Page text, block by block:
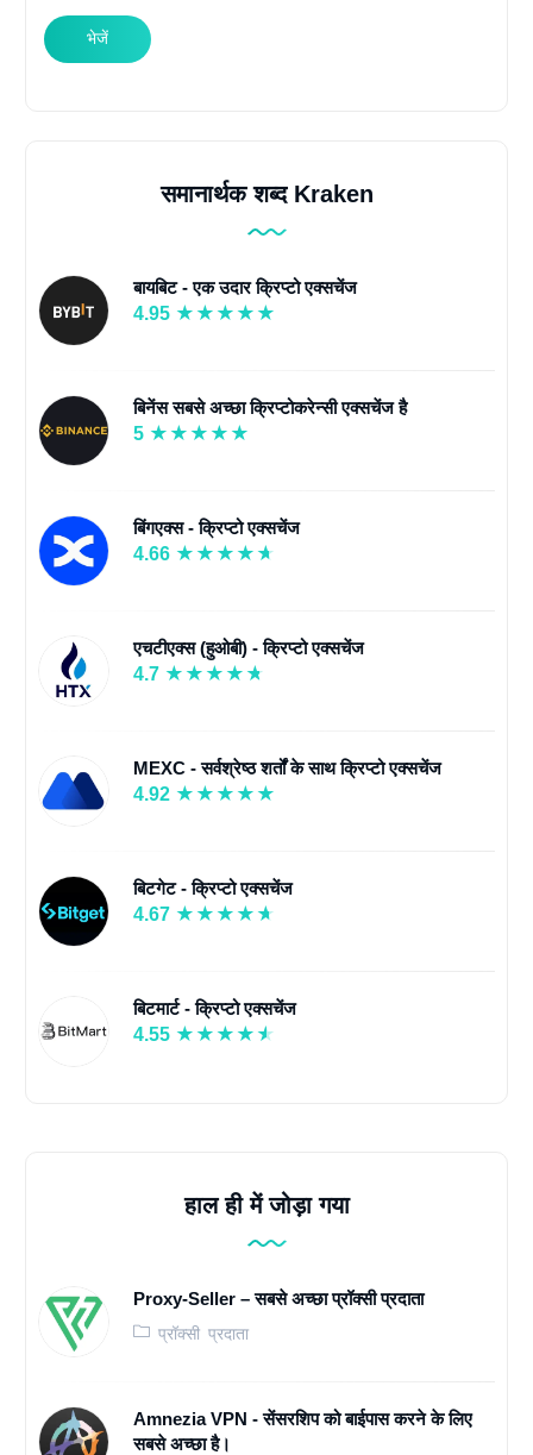
भेजें
समानार्थक शब्द Kraken
बायबिट - एक उदार क्रिप्टो एक्सचेंज
4.95
बिनेंस सबसे अच्छा क्रिप्टोकरेन्सी एक्सचेंज है
5
बिंगएक्स - क्रिप्टो एक्सचेंज
4.66
एचटीएक्स (हुओबी) - क्रिप्टो एक्सचेंज
4.7
MEXC - सर्वश्रेष्ठ शर्तों के साथ क्रिप्टो एक्सचेंज
4.92
बिटगेट - क्रिप्टो एक्सचेंज
4.67
बिटमार्ट - क्रिप्टो एक्सचेंज
4.55
हाल ही में जोड़ा गया
Proxy-Seller – सबसे अच्छा प्रॉक्सी प्रदाता
प्रॉक्सी प्रदाता
Amnezia VPN - सेंसरशिप को बाईपास करने के लिए
सबसे अच्छा है।